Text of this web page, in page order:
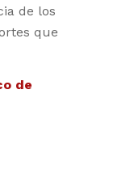
de los
que
de